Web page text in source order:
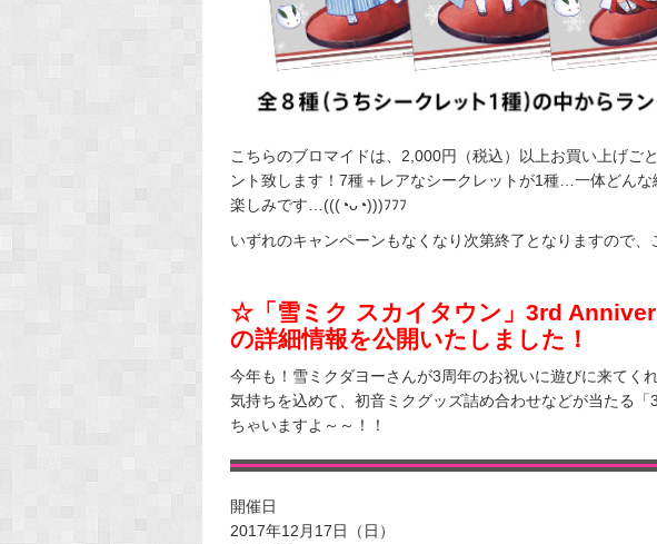
こちらのブロマイドは、2,000円（税込）以上お買い上げご
ント致します！7種＋レアなシークレットが1種…一体どん
楽しみです…(((◔ᴗ◔)))ﾌﾌﾌ
いずれのキャンペーンもなくなり次第終了となりますので、
☆「雪ミク スカイタウン」3rd
の詳細情報を公開いたしました！
今年も！雪ミクダヨーさんが3周年のお祝いに遊びに来てく
気持ちを込めて、初音ミクグッズ詰め合わせなどが当たる
ちゃいますよ～～！！
開催日
2017年12月17日（日）